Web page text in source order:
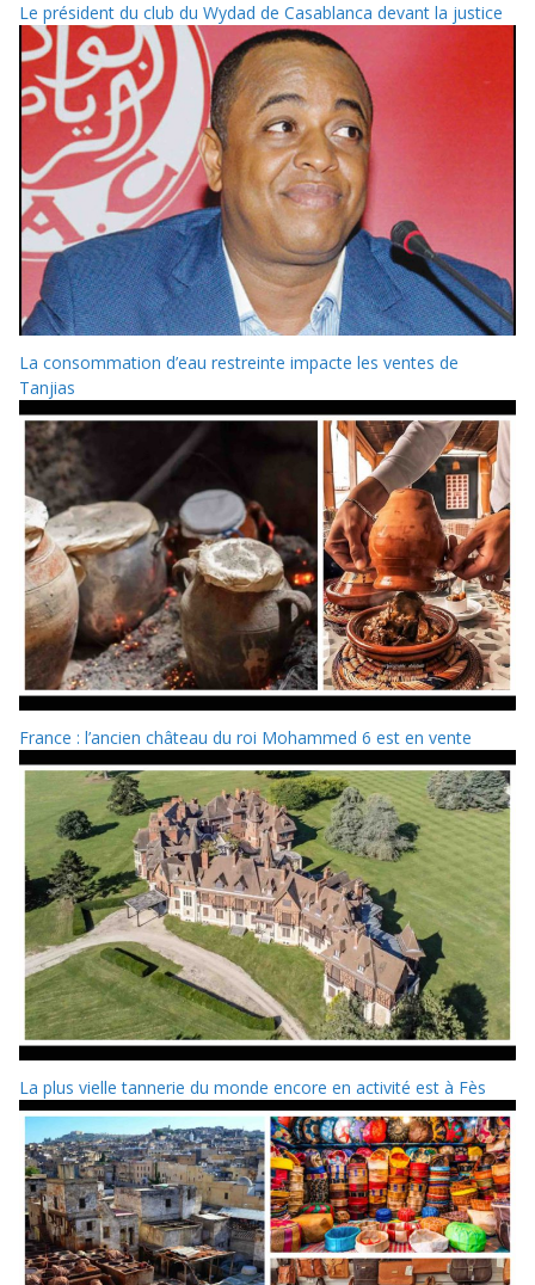
Le président du club du Wydad de Casablanca devant la justice
La consommation d’eau restreinte impacte les ventes de
Tanjias
France : l’ancien château du roi Mohammed 6 est en vente
La plus vielle tannerie du monde encore en activité est à Fès